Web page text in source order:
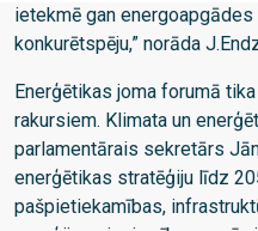
ietekmē gan
konkurētspēju,” norāda
Enerģētikas joma forumā
rakursiem. Klimata un
parlamentārais sekretārs
enerģētikas stratēģiju līdz
pašpietiekamības,